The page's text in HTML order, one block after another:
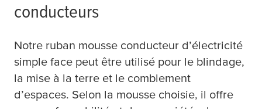
conducteurs
Notre ruban mousse conducteur d’électricité
simple face peut être utilisé pour le blindage,
la mise à la terre et le comblement
d’espaces. Selon la mousse choisie, il offre